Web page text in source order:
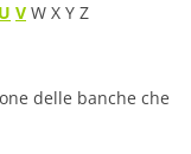
U V W X Y Z
delle banche che